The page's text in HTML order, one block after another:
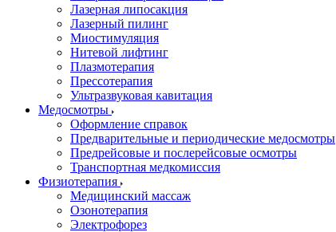
Лазерная липосакция
Лазерный пилинг
Миостимуляция
Нитевой лифтинг
Плазмотерапия
Прессотерапия
Ультразвуковая кавитация
Медосмотры
Оформление справок
Предварительные и периодические медосмотры
Предрейсовые и послерейсовые осмотры
Транспортная медкомиссия
Физиотерапия
Медицинский массаж
Озонотерапия
Электрофорез